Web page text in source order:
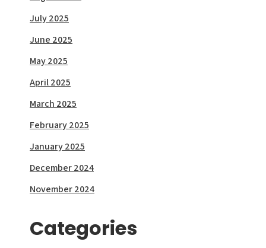
July 2025
June 2025
May 2025
April 2025
March 2025
February 2025
January 2025
December 2024
November 2024
Categories